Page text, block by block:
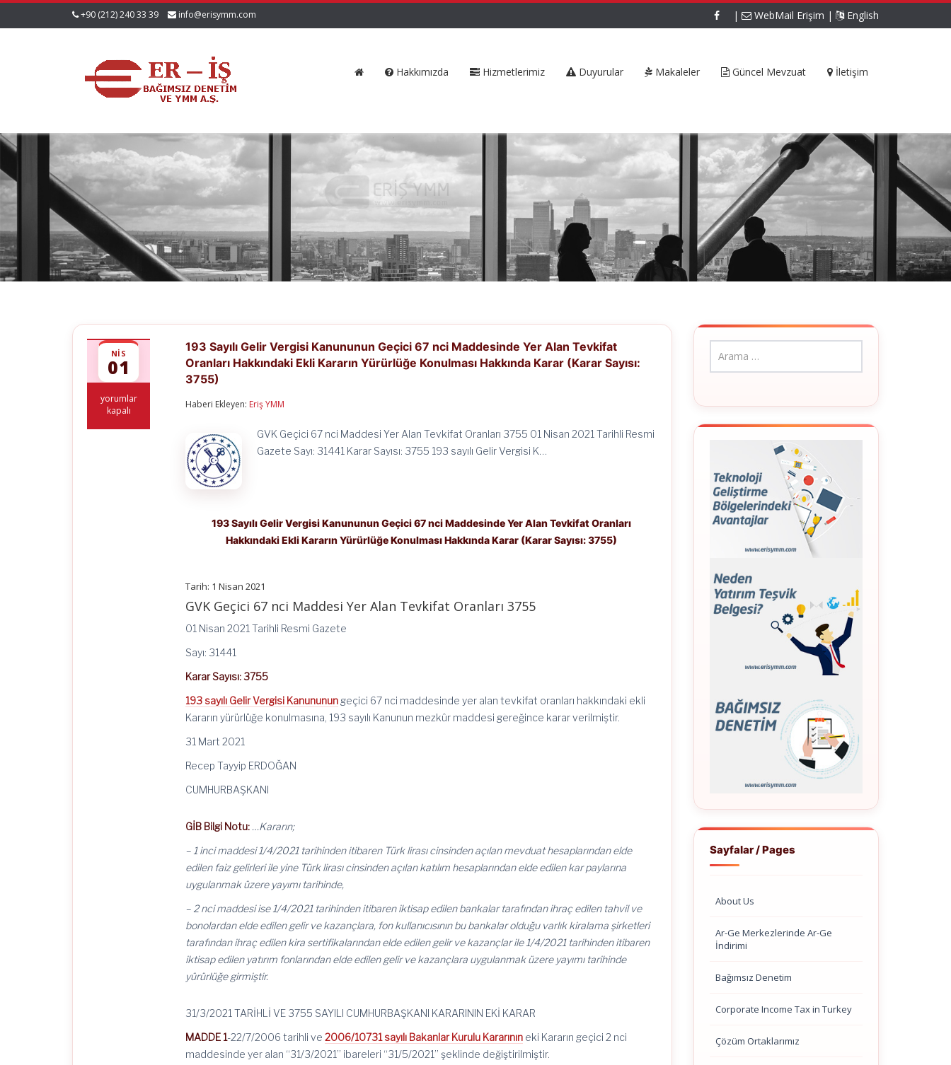
+90 (212) 240 33 39 info@erisymm.com | WebMail Erişim | English
Hakkımızda Hizmetlerimiz Duyurular Makaleler Güncel Mevzuat İletişim
NIS
01
193
Sayılı
yorumlar
kapalı
193 Sayılı Gelir Vergisi Kanununun Geçici 67 nci Maddesinde Yer Alan Tevkifat
Oranları Hakkındaki Ekli Kararın Yürürlüğe Konulması Hakkında Karar (Karar Sayısı:
3755)
Haberi Ekleyen: Eriş YMM
GVK Geçici 67 nci Maddesi Yer Alan Tevkifat Oranları 3755 01 Nisan 2021 Tarihli Resmi
Gazete Sayı: 31441 Karar Sayısı: 3755 193 sayılı Gelir Vergisi K…
193 Sayılı Gelir Vergisi Kanununun Geçici 67 nci Maddesinde Yer Alan Tevkifat Oranları
Hakkındaki Ekli Kararın Yürürlüğe Konulması Hakkında Karar (Karar Sayısı: 3755)
Tarih: 1 Nisan 2021
GVK Geçici 67 nci Maddesi Yer Alan Tevkifat Oranları 3755
01 Nisan 2021 Tarihli Resmi Gazete
Sayı: 31441
Karar Sayısı: 3755
193 sayılı Gelir Vergisi Kanununun geçici 67 nci maddesinde yer alan tevkifat oranları hakkındaki ekli
Kararın yürürlüğe konulmasına, 193 sayılı Kanunun mezkûr maddesi gereğince karar verilmiştir.
31 Mart 2021
Recep Tayyip ERDOĞAN
CUMHURBAŞKANI
GİB Bilgi Notu: …Kararın;
– 1 inci maddesi 1/4/2021 tarihinden itibaren Türk lirası cinsinden açılan mevduat hesaplarından elde
edilen faiz gelirleri ile yine Türk lirası cinsinden açılan katılım hesaplarından elde edilen kar paylarına
uygulanmak üzere yayımı tarihinde,
– 2 nci maddesi ise 1/4/2021 tarihinden itibaren iktisap edilen bankalar tarafından ihraç edilen tahvil ve
bonolardan elde edilen gelir ve kazançlara, fon kullanıcısının bu bankalar olduğu varlık kiralama şirketleri
tarafından ihraç edilen kira sertifikalarından elde edilen gelir ve kazançlar ile 1/4/2021 tarihinden itibaren
iktisap edilen yatırım fonlarından elde edilen gelir ve kazançlara uygulanmak üzere yayımı tarihinde
yürürlüğe girmiştir.
31/3/2021 TARİHLİ VE 3755 SAYILI CUMHURBAŞKANI KARARININ EKİ KARAR
MADDE 1-22/7/2006 tarihli ve2006/10731 sayılı Bakanlar Kurulu Kararının eki Kararın geçici 2 nci
maddesinde yer alan “31/3/2021” ibareleri “31/5/2021” şeklinde değiştirilmiştir.
Sayfalar / Pages
About Us
Ar-Ge Merkezlerinde Ar-Ge
İndirimi
Bağımsız Denetim
Corporate Income Tax in Turkey
Çözüm Ortaklarımız